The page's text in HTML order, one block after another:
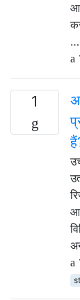
…
1